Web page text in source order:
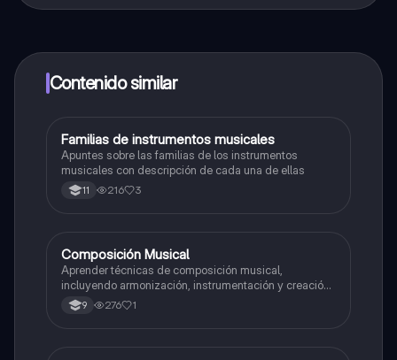
a determinadas funciones.
Contenido similar
Música
Familias de instrumentos musicales
Apuntes sobre las familias de los instrumentos
musicales con descripción de cada una de ellas
11 216 3
Artes
Composición Musical
Aprender técnicas de composición musical,
incluyendo armonización, instrumentación y creación
de melodías y arreglos.
9 276 1